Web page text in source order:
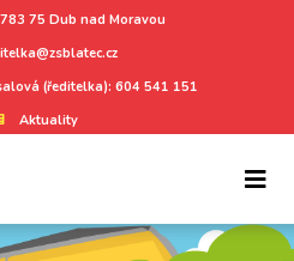
75 Dub nad Moravou
(ředitelka): 604 541 151
Aktuality